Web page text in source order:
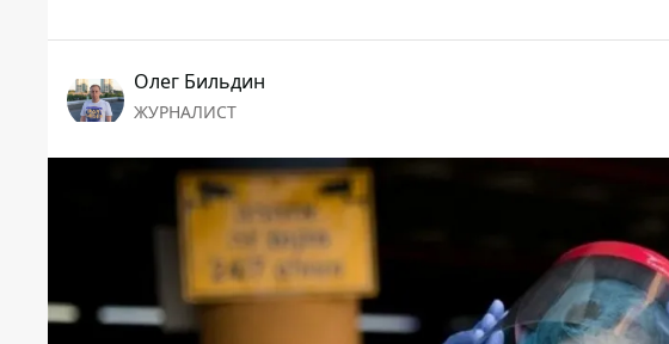
Олег Бильдин
ЖУРНАЛИСТ